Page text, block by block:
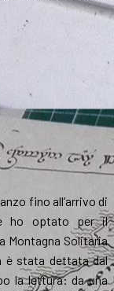
fino all’arrivo di
ho optato per il
Montagna Solitaria
è stata dettata dal
la lettura: da una